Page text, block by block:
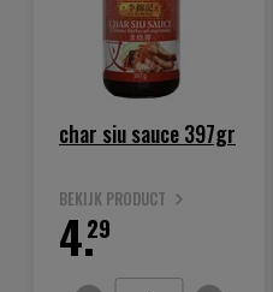
char siu sauce 397gr
BEKIJK PRODUCT
29
4.